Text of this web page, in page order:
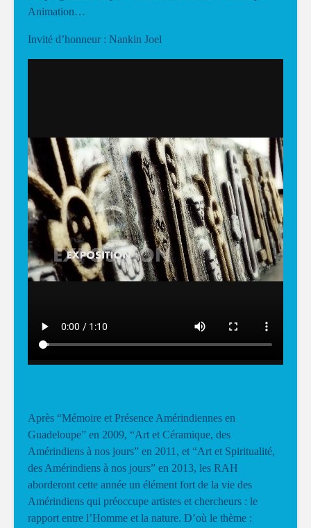
Animation…
Invité d’honneur : Nankin Joel
Après “Mémoire et Présence Amérindiennes en
Guadeloupe” en 2009, “Art et Céramique, des
Amérindiens à nos jours” en 2011, et “Art et Spiritualité,
des Amérindiens à nos jours” en 2013, les RAH
aborderont cette année un élément fort de la vie des
Amérindiens qui préoccupe artistes et chercheurs : le
rapport entre l’Homme et la nature. D’où le thème :